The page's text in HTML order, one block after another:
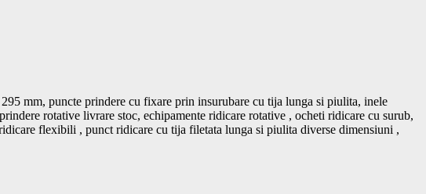
mm, puncte prindere cu fixare prin insurubare cu tija lunga si piulita, inele
rotative livrare stoc, echipamente ridicare rotative , ocheti ridicare cu surub,
flexibili , punct ridicare cu tija filetata lunga si piulita diverse dimensiuni ,